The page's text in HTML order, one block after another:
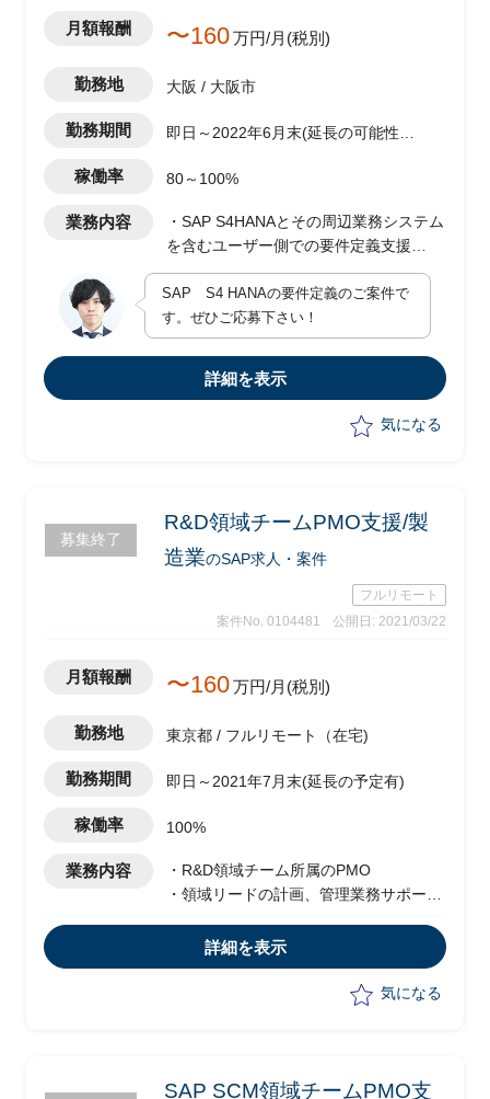
月額報酬 〜160万円/月(税別)
勤務地 大阪 / 大阪市
勤務期間
即日～2022年6月末(延長の可能性あ
稼働率 80～100%
業務内容
・SAP S4HANAとその周辺業務システム
を含むユーザー側での要件定義支援
・FI(財務会計)領域
・要件定義行程は、2022年4月から約1
年間（リリースは2025年4月想定）
SAP S4 HANAの要件定義のご案件で
す。ぜひご応募下さい！
詳細を表示
気になる
募集終了
R&D領域チームPMO支援/製
造業のSAP求人・案件
フルリモート
案件No. 0104481
公開日: 2021/03/22
月額報酬 〜160万円/月(税別)
勤務地 東京都 / フルリモート（在宅)
勤務期間 即日～2021年7月末(延長の予定有)
稼働率 100%
業務内容
・R&D領域チーム所属のPMO
・領域リードの計画、管理業務サポート
業務遂行アプローチをアライン
・会議のファシリテーション、進行をサ
詳細を表示
気になる
SAP SCM領域チームPMO支